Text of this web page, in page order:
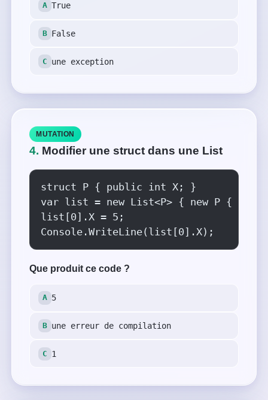
True
False
une exception
MUTATION
4. Modifier une struct dans une List
struct P { public int X; }
var list = new List<P> { new P { X =
list[0].X = 5;
Console.WriteLine(list[0].X);
Que produit ce code ?
5
une erreur de compilation
1